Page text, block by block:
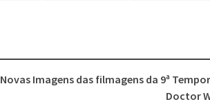
Novas Imagens das filmagens da 9ª
Doctor